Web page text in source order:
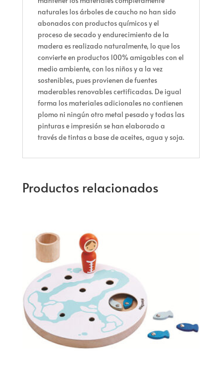
naturales los árboles de caucho no han sido
abonados con productos químicos y el
proceso de secado y endurecimiento de la
madera es realizado naturalmente, lo que los
convierte en productos 100% amigables con el
medio ambiente, con los niños y a la vez
sostenibles, pues provienen de fuentes
maderables renovables certificadas. De igual
forma los materiales adicionales no contienen
plomo ni ningún otro metal pesado y todas las
pinturas e impresión se han elaborado a
través de tintas a base de aceites, agua y soja.
Productos relacionados